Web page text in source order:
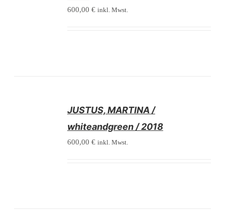
600,00 € inkl. Mwst.
JUSTUS, MARTINA /
whiteandgreen / 2018
600,00 € inkl. Mwst.